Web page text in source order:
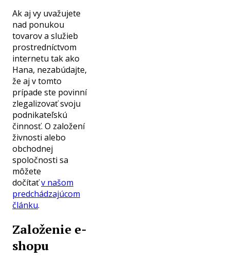
Ak aj vy uvažujete
nad ponukou
tovarov a služieb
prostredníctvom
internetu tak ako
Hana, nezabúdajte,
že aj v tomto
prípade ste povinní
zlegalizovať svoju
podnikateľskú
činnosť. O založení
živnosti alebo
obchodnej
spoločnosti sa
môžete
dočítaťv našom
predchádzajúcom
článku.
Založenie e-
shopu